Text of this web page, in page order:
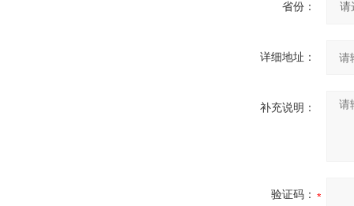
省份：
详细地址：
补充说明：
验证码：